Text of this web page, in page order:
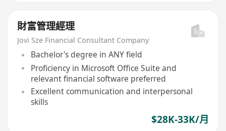
財富管理經理
Jovi Sze Financial Consultant Company
Bachelor's degree in ANY field
Proficiency in Microsoft Office Suite and
relevant financial software preferred
Excellent communication and interpersonal
skills
$28K-33K/月